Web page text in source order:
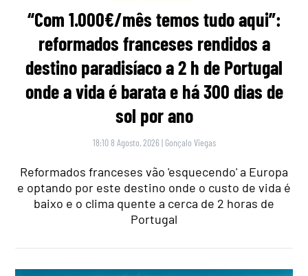
“Com 1.000€/mês temos tudo aqui”:
reformados franceses rendidos a
destino paradisíaco a 2 h de Portugal
onde a vida é barata e há 300 dias de
sol por ano
18:10 8 Agosto, 2026 | Gonçalo Viegas
Reformados franceses vão 'esquecendo' a Europa
e optando por este destino onde o custo de vida é
baixo e o clima quente a cerca de 2 horas de
Portugal